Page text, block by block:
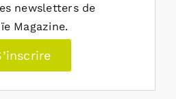
newsletters de
Magazine.